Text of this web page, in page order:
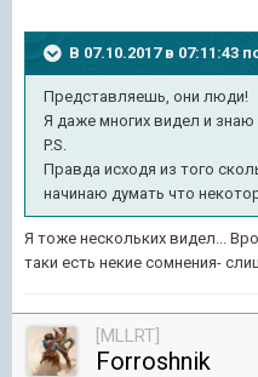
В 07.10.2017 в 07:11:43
Представляешь, они люди!
Я даже многих видел и знаю
P.S.
Правда исходя из того
начинаю думать что
Я тоже нескольких видел...
таки есть некие сомнения-
[MLLRT]
Forroshnik